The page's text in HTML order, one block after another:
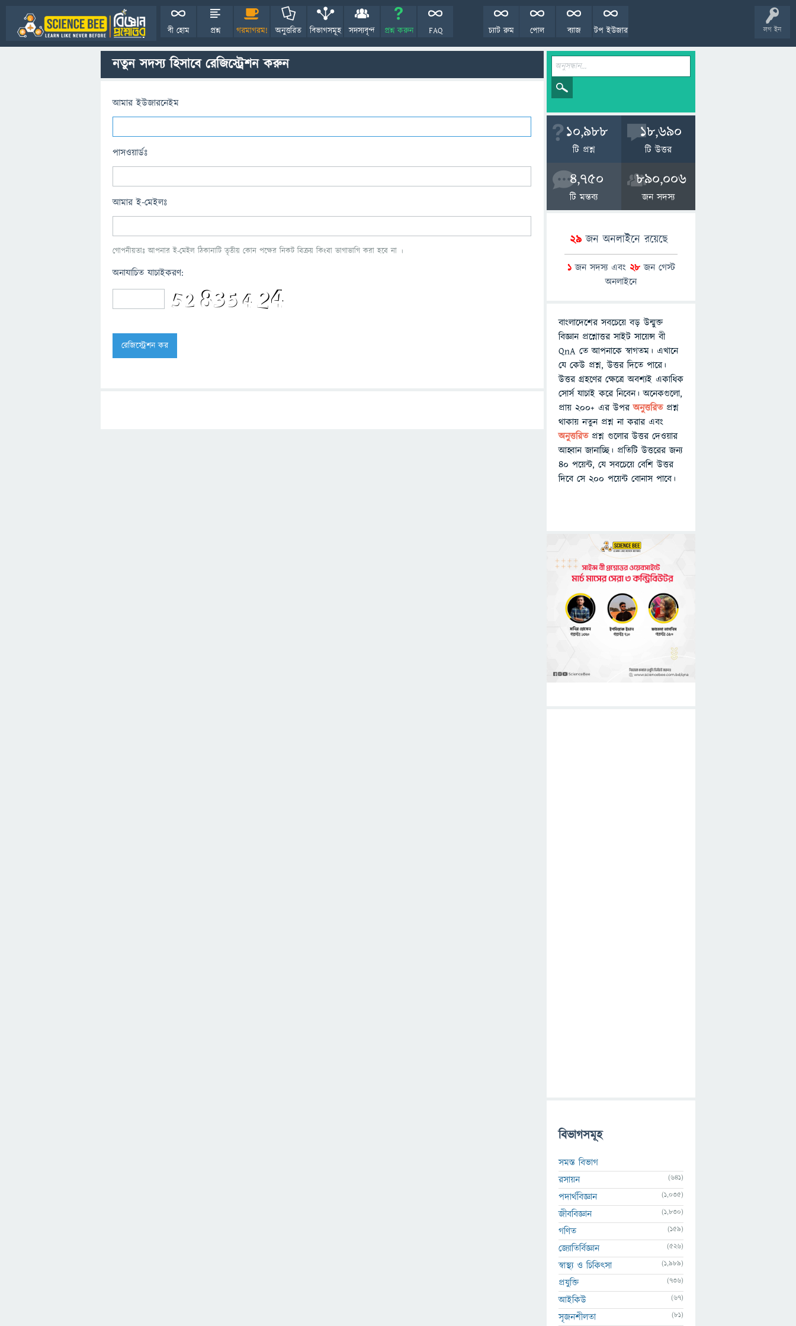
লগ ইন
বী হোম প্রশ্ন গরমাগরম! অনুত্তরিত বিভাগসমূহ সদস্যবৃন্দ প্রশ্ন করুন FAQ টপ ইউজার
ব্যাজ
পোল
চ্যাট রুম
নতুন সদস্য হিসাবে রেজিস্ট্রেশন করুন
আমার ইউজারনেইম
পাসওয়ার্ডঃ
আমার ই-মেইলঃ
গোপনীয়তাঃ আপনার ই-মেইল ঠিকানাটি তৃতীয় কোন পক্ষের নিকট বিক্রয় কিংবা ভাগাভাগি করা হবে না ।
অনাযাচিত যাচাইকরণ:
10,988
টি প্রশ্ন
18,690
টি উত্তর
4,750
টি মন্তব্য
890,006
জন সদস্য
29জন অনলাইনে রয়েছে
1জন সদস্য এবং 28জন গেস্ট
অনলাইনে
বাংলাদেশের সবচেয়ে বড় উন্মুক্ত
বিজ্ঞান প্রশ্নোত্তর সাইট সায়েন্স বী
QnA তে আপনাকে স্বাগতম। এখানে
যে কেউ প্রশ্ন, উত্তর দিতে পারে।
উত্তর গ্রহণের ক্ষেত্রে অবশ্যই একাধিক
সোর্স যাচাই করে নিবেন। অনেকগুলো,
প্রায় ২০০+ এর উপরঅনুত্তরিতপ্রশ্ন
থাকায় নতুন প্রশ্ন না করার এবং
অনুত্তরিত প্রশ্ন গুলোর উত্তর দেওয়ার
আহ্বান জানাচ্ছি। প্রতিটি উত্তরের জন্য
৪০ পয়েন্ট, যে সবচেয়ে বেশি উত্তর
দিবে সে ২০০ পয়েন্ট বোনাস পাবে।
বিভাগসমূহ
সমস্ত বিভাগ
রসায়ন
(641)
পদার্থবিজ্ঞান (1,035)
জীববিজ্ঞান (1,830)
গণিত (159)
জ্যোতির্বিজ্ঞান (526)
স্বাস্থ্য ও চিকিৎসা (1,989)
প্রযুক্তি (736)
আইকিউ (67)
সৃজনশীলতা (81)